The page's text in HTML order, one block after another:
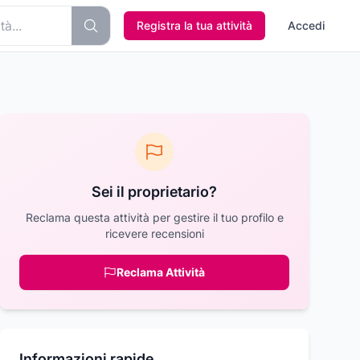
Registra la tua attività Accedi
Sei il proprietario?
Reclama questa attività per gestire il tuo profilo e
ricevere recensioni
Reclama Attività